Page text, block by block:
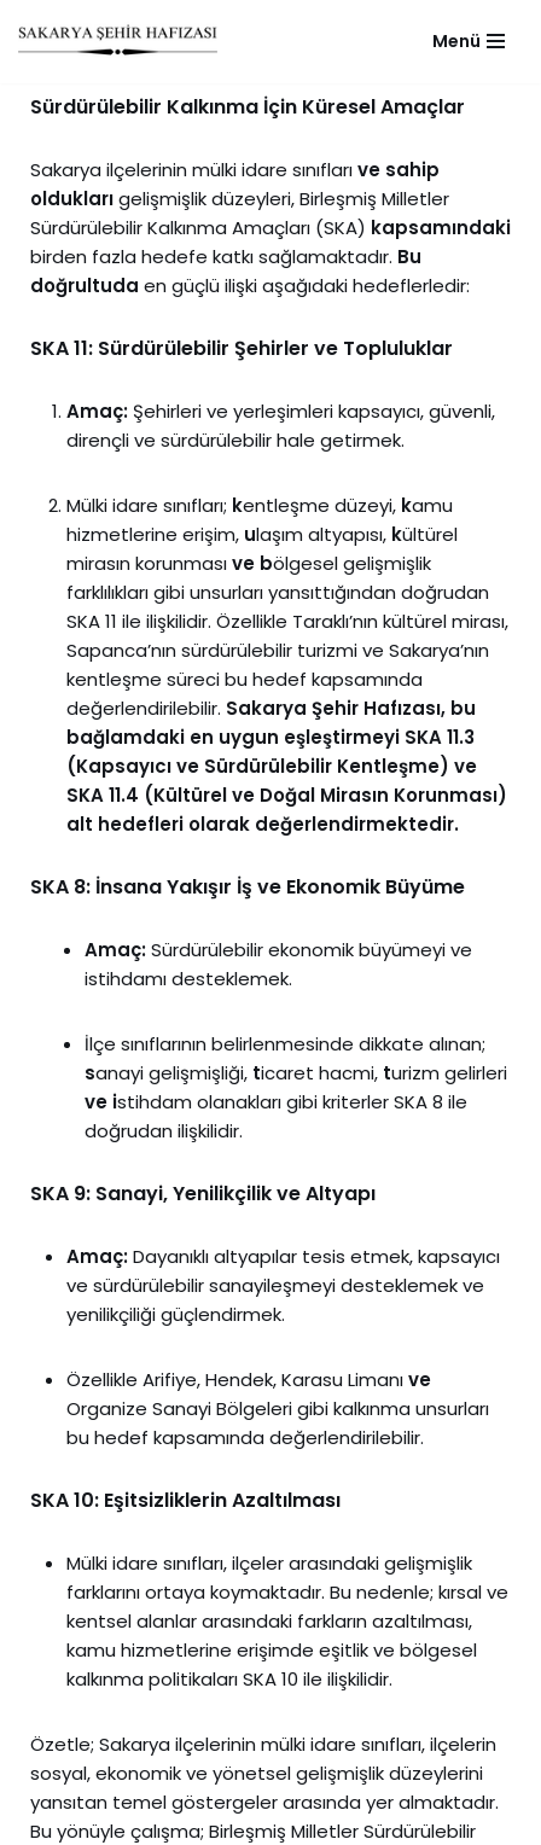
Menü
Sürdürülebilir Kalkınma İçin Küresel Amaçlar
Sakarya ilçelerinin mülki idare sınıflarıve sahip
olduklarıgelişmişlik düzeyleri, Birleşmiş Milletler
Sürdürülebilir Kalkınma Amaçları (SKA) kapsamındaki
birden fazla hedefe katkı sağlamaktadır. Bu
doğrultuda en güçlü ilişki aşağıdaki hedeflerledir:
SKA 11: Sürdürülebilir Şehirler ve Topluluklar
Amaç: Şehirleri ve yerleşimleri kapsayıcı, güvenli,
dirençli ve sürdürülebilir hale getirmek.
Mülki idare sınıfları; kentleşme düzeyi, kamu
hizmetlerine erişim, ulaşım altyapısı, kültürel
mirasın korunmasıve bölgesel gelişmişlik
farklılıkları gibi unsurları yansıttığından doğrudan
SKA 11 ile ilişkilidir. Özellikle Taraklı’nın kültürel mirası,
Sapanca’nın sürdürülebilir turizmi ve Sakarya’nın
kentleşme süreci bu hedef kapsamında
değerlendirilebilir. Sakarya Şehir Hafızası, bu
bağlamdaki en uygun eşleştirmeyi SKA 11.3
(Kapsayıcı ve Sürdürülebilir Kentleşme) ve
SKA 11.4 (Kültürel ve Doğal Mirasın Korunması)
alt hedefleri olarak değerlendirmektedir.
SKA 8: İnsana Yakışır İş ve Ekonomik Büyüme
Amaç:Sürdürülebilir ekonomik büyümeyi ve
istihdamı desteklemek.
İlçe sınıflarının belirlenmesinde dikkate alınan;
sanayi gelişmişliği, ticaret hacmi, turizm gelirleri
ve istihdam olanakları gibi kriterler SKA 8 ile
doğrudan ilişkilidir.
SKA 9: Sanayi, Yenilikçilik ve Altyapı
Amaç:Dayanıklı altyapılar tesis etmek, kapsayıcı
ve sürdürülebilir sanayileşmeyi desteklemek ve
yenilikçiliği güçlendirmek.
Özellikle Arifiye, Hendek, Karasu Limanıve
Organize Sanayi Bölgeleri gibi kalkınma unsurları
bu hedef kapsamında değerlendirilebilir.
SKA 10: Eşitsizliklerin Azaltılması
Mülki idare sınıfları, ilçeler arasındaki gelişmişlik
farklarını ortaya koymaktadır. Bu nedenle; kırsal ve
kentsel alanlar arasındaki farkların azaltılması,
kamu hizmetlerine erişimde eşitlik ve bölgesel
kalkınma politikaları SKA 10 ile ilişkilidir.
Özetle; Sakarya ilçelerinin mülki idare sınıfları, ilçelerin
sosyal, ekonomik ve yönetsel gelişmişlik düzeylerini
yansıtan temel göstergeler arasında yer almaktadır.
Bu yönüyle çalışma; Birleşmiş Milletler Sürdürülebilir